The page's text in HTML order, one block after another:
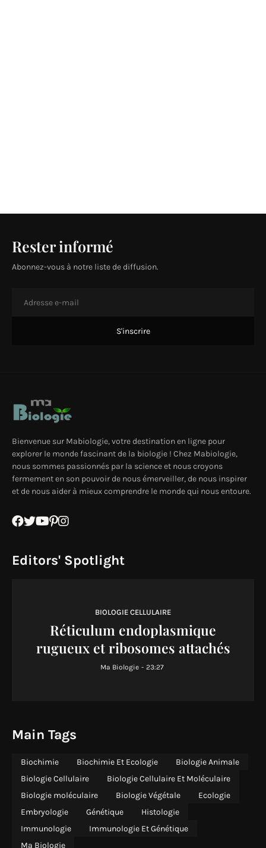
Rester informé
Abonnez-vous à notre liste de diffusion.
Bienvenue sur Mabiologie, votre destination en ligne pour
explorer le monde fascinant de la biologie ! Chez Mabiologie,
nous sommes passionnés par la science et nous croyons
fermement en son pouvoir de nous émerveiller, de nous inspirer
et de nous aider à mieux comprendre le monde qui nous entoure.
Editors' Spotlight
BIOLOGIE CELLULAIRE
Réticulum endoplasmique
rugueux et ribosomes attachés
Ma Biologie - 23:27
Main Tags
Biochimie Biochimie Et Ecologie
Biologie Animale
Biologie Cellulaire
Biologie Cellulaire Et Moléculaire
Biologie moléculaire
Biologie Végétale
Ecologie
Embryologie
Génétique
Histologie
Immunologie
Immunologie Et Génétique
Ma Biologie